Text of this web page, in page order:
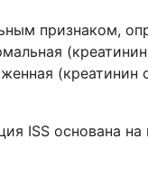
признаком,
(креатинин
ISS основана